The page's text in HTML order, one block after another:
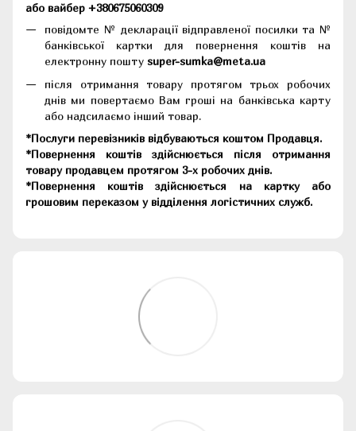
або вайбер +380675060309
повідомте № декларації відправленої посилки та №
банківської картки для повернення коштів на
електронну пошту super-sumka@meta.ua
після отримання товару протягом трьох робочих
днів ми повертаємо Вам гроші на банківська карту
або надсилаємо інший товар.
*Послуги перевізників відбуваються коштом Продавця.
*Повернення коштів здійснюється після отримання
товару продавцем протягом 3-х робочих днів.
*Повернення коштів здійснюється на картку або
грошовим переказом у відділення логістичних служб.